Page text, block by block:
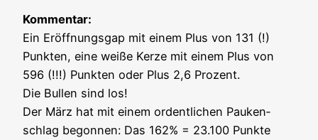
Kom­men­tar:
Ein Eröff­nungs­gap mit einem Plus von 131 (!)
Punk­ten, eine wei­ße Ker­ze mit einem Plus von
596 (!!!) Punk­ten oder Plus 2,6 Pro­zent.
Die Bul­len sind los!
Der März hat mit einem ordent­li­chen Pau­ken­
schlag begon­nen: Das 162% = 23.100 Punk­te